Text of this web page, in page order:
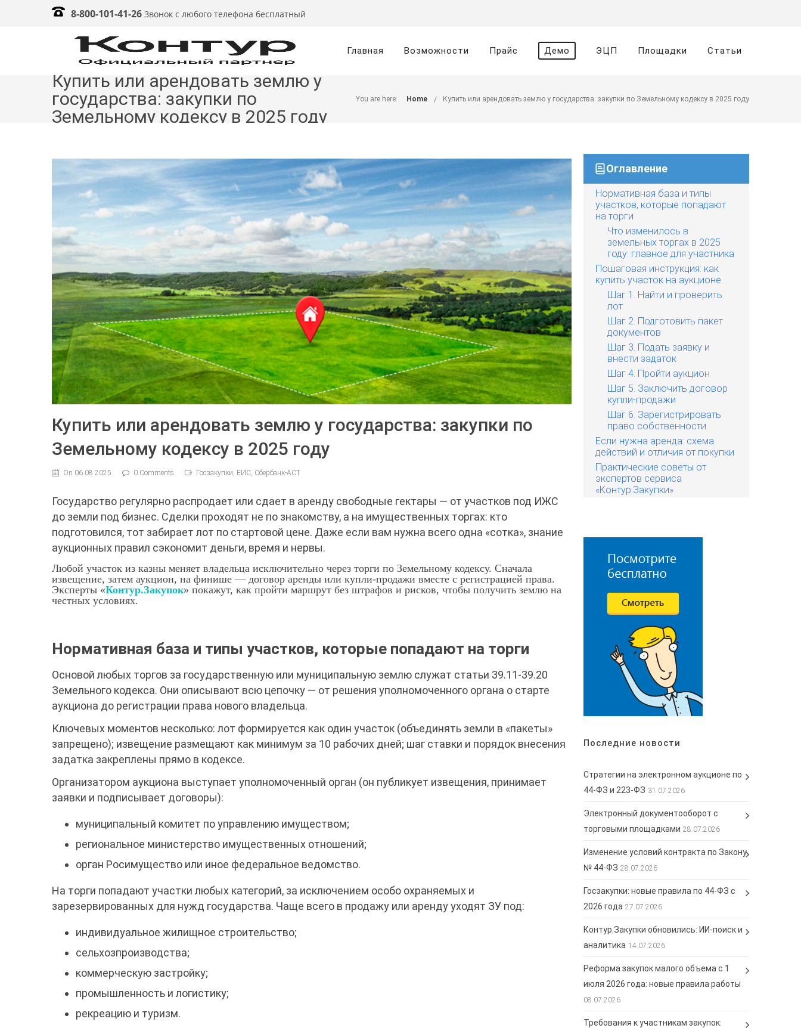
8-800-101-41-26 Звонок с любого телефона бесплатный
Главная Возможности Прайс Демо ЭЦП Площадки Статьи
Купить или арендовать землю у
государства: закупки по
Земельному кодексу в 2025 году
You are here: Home Купить или арендовать землю у государства: закупки по Земельному кодексу в 2025 году
Купить или арендовать землю у государства: закупки по
Земельному кодексу в 2025 году
On 06.08.2025 0 Comments Госзакупки, ЕИС, Сбербанк-АСТ
Государство регулярно распродает или сдает в аренду свободные гектары — от участков под ИЖС
до земли под бизнес. Сделки проходят не по знакомству, а на имущественных торгах: кто
подготовился, тот забирает лот по стартовой цене. Даже если вам нужна всего одна «сотка», знание
аукционных правил сэкономит деньги, время и нервы.
Любой участок из казны меняет владельца исключительно через торги по Земельному кодексу. Сначала
извещение, затем аукцион, на финише — договор аренды или купли-продажи вместе с регистрацией права.
Эксперты «Контур.Закупок» покажут, как пройти маршрут без штрафов и рисков, чтобы получить землю на
честных условиях.
Нормативная база и типы участков, которые попадают на торги
Основой любых торгов за государственную или муниципальную землю служат статьи 39.11-39.20
Земельного кодекса. Они описывают всю цепочку — от решения уполномоченного органа о старте
аукциона до регистрации права нового владельца.
Ключевых моментов несколько: лот формируется как один участок (объединять земли в «пакеты»
запрещено); извещение размещают как минимум за 10 рабочих дней; шаг ставки и порядок внесения
задатка закреплены прямо в кодексе.
Организатором аукциона выступает уполномоченный орган (он публикует извещения, принимает
заявки и подписывает договоры):
муниципальный комитет по управлению имуществом;
региональное министерство имущественных отношений;
орган Росимущество или иное федеральное ведомство.
На торги попадают участки любых категорий, за исключением особо охраняемых и
зарезервированных для нужд государства. Чаще всего в продажу или аренду уходят ЗУ под:
индивидуальное жилищное строительство;
сельхозпроизводства;
коммерческую застройку;
промышленность и логистику;
рекреацию и туризм.
Оглавление
Нормативная база и типы
участков, которые попадают
на торги
Что изменилось в
земельных торгах в 2025
году: главное для участника
Пошаговая инструкция: как
купить участок на аукционе
Шаг 1. Найти и проверить
лот
Шаг 2. Подготовить пакет
документов
Шаг 3. Подать заявку и
внести задаток
Шаг 4. Пройти аукцион
Шаг 5. Заключить договор
купли-продажи
Шаг 6. Зарегистрировать
право собственности
Если нужна аренда: схема
действий и отличия от покупки
Практические советы от
экспертов сервиса
«Контур.Закупки»
Последние новости
Стратегии на электронном аукционе по
44-ФЗ и 223-ФЗ 31.07.2026
Электронный документооборот с
торговыми площадками 28.07.2026
Изменение условий контракта по Закону
№ 44-ФЗ 28.07.2026
Госзакупки: новые правила по 44-ФЗ с
2026 года 27.07.2026
Контур.Закупки обновились: ИИ-поиск и
аналитика 14.07.2026
Реформа закупок малого объема с 1
июля 2026 года: новые правила работы
08.07.2026
Требования к участникам закупок: